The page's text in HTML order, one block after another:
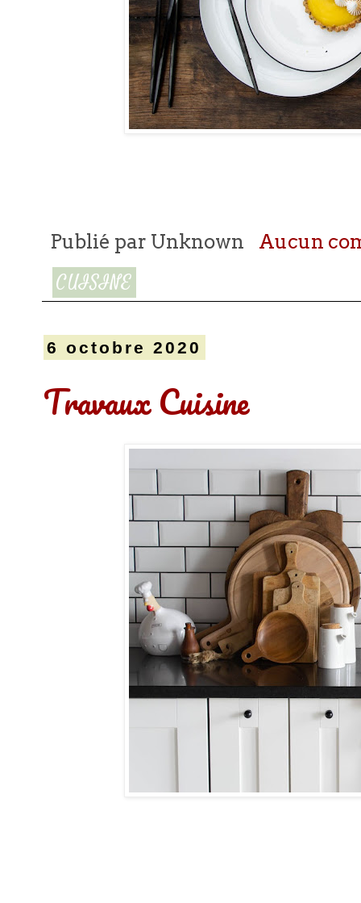
Publié par Unknown Aucun
CUISINE
6 octobre 2020
Travaux Cuisine